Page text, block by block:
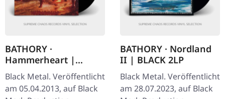
BATHORY ·
Hammerheart |
BLACK 2LP
Black Metal. Veröffentlicht
am 05.04.2013, auf Black
BATHORY · Nordland
II | BLACK 2LP
Black Metal. Veröffentlicht
am 28.07.2023, auf Black